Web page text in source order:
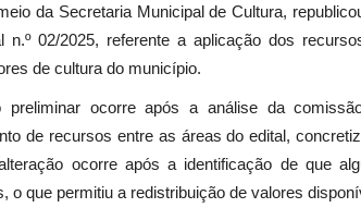
da Secretaria Municipal de Cultura,
n.º 02/2025, referente a aplicação dos
de cultura do município.
preliminar ocorre após a análise da
de recursos entre as áreas do edital,
ocorre após a identificação de que
o que permitiu a redistribuição de valores